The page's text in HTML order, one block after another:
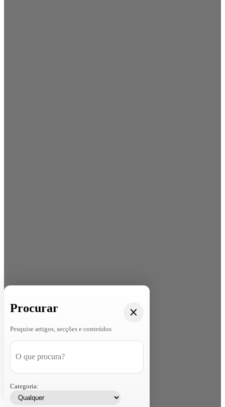
Procurar
Pesquise artigos, secções e conteúdos
Categoria: